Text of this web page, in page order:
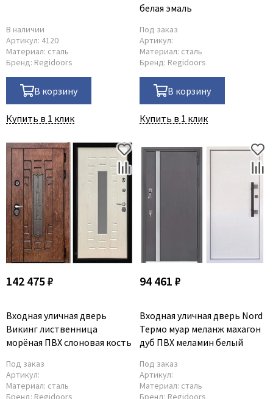
В наличии
Артикул: 4120
Материал: сталь
Бренд: Regidoors
В корзину
Купить в 1 клик
белая эмаль
Под заказ
Артикул:
Материал: сталь
Бренд: Regidoors
В корзину
Купить в 1 клик
142 475 ₽
Входная уличная дверь
Викинг лиственница
морёная ПВХ слоновая кость
Под заказ
Артикул:
Материал: сталь
Бренд: Regidoors
94 461 ₽
Входная уличная дверь Nord
Термо муар меланж махагон
дуб ПВХ меламин белый
Под заказ
Артикул:
Материал: сталь
Бренд: Regidoors